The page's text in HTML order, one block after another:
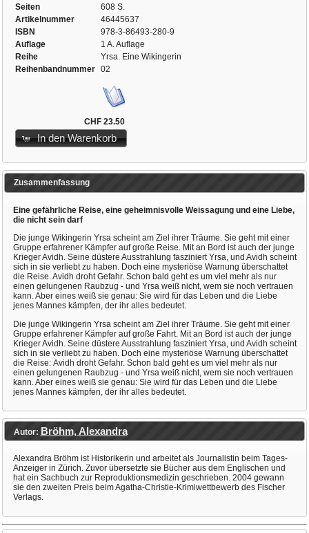
Seiten
608 S.
Artikelnummer
46445637
ISBN
978-3-86493-280-9
Auflage
1 A. Auflage
Reihe
Yrsa. Eine Wikingerin
Reihenbandnummer
02
CHF 23.50
In den Warenkorb
Zusammenfassung
Eine gefährliche Reise, eine geheimnisvolle Weissagung und eine Liebe,
die nicht sein darf
Die junge Wikingerin Yrsa scheint am Ziel ihrer Träume. Sie geht mit einer
Gruppe erfahrener Kämpfer auf große Reise. Mit an Bord ist auch der junge
Krieger Avidh. Seine düstere Ausstrahlung fasziniert Yrsa, und Avidh scheint
sich in sie verliebt zu haben. Doch eine mysteriöse Warnung überschattet
die Reise. Avidh droht Gefahr. Schon bald geht es um viel mehr als nur
einen gelungenen Raubzug - und Yrsa weiß nicht, wem sie noch vertrauen
kann. Aber eines weiß sie genau: Sie wird für das Leben und die Liebe
jenes Mannes kämpfen, der ihr alles bedeutet.
Die junge Wikingerin Yrsa scheint am Ziel ihrer Träume. Sie geht mit einer
Gruppe erfahrener Kämpfer auf große Fahrt. Mit an Bord ist auch der junge
Krieger Avidh. Seine düstere Ausstrahlung fasziniert Yrsa, und Avidh scheint
sich in sie verliebt zu haben. Doch eine mysteriöse Warnung überschattet
die Reise: Avidh droht Gefahr. Schon bald geht es um viel mehr als nur
einen gelungenen Raubzug - und Yrsa weiß nicht, wem sie noch vertrauen
kann. Aber eines weiß sie genau: Sie wird für das Leben und die Liebe
jenes Mannes kämpfen, der ihr alles bedeutet.
Autor: Bröhm, Alexandra
Alexandra Bröhm ist Historikerin und arbeitet als Journalistin beim Tages-
Anzeiger in Zürich. Zuvor übersetzte sie Bücher aus dem Englischen und
hat ein Sachbuch zur Reproduktionsmedizin geschrieben. 2004 gewann
sie den zweiten Preis beim Agatha-Christie-Krimiwettbewerb des Fischer
Verlags.